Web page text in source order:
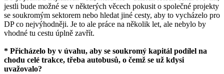
jestli bude možné se v některých věcech pokusit o společné projekty
se soukromým sektorem nebo hledat jiné cesty, aby to vycházelo pro
DP co nejvýhodněji. Je to ale práce na několik let, ale nebylo by
vhodné tu cestu úplně zavřít.
* Přicházelo by v úvahu, aby se soukromý kapitál podílel na
chodu celé trakce, třeba autobusů, o čemž se už kdysi
uvažovalo?